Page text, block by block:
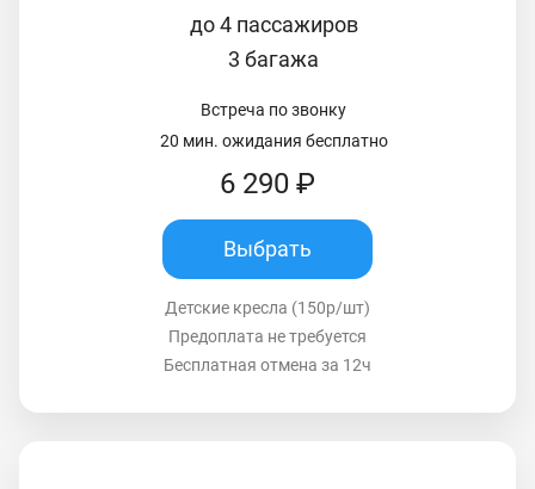
до 4 пассажиров
3 багажа
Встреча по звонку
20 мин. ожидания бесплатно
6 290 ₽
Выбрать
Детские кресла (150р/шт)
Предоплата не требуется
Бесплатная отмена за 12ч